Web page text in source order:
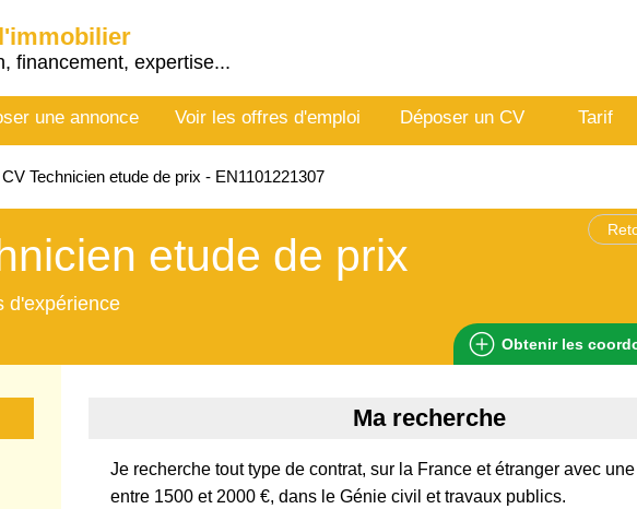
financement, expertise...
une annonce Voir les offres d'emploi Déposer un CV Tarif
CV Technicien etude de prix - EN1101221307
etude de prix
d'expérience
Obtenir les
Ma recherche
Je recherche tout type de contrat, sur la France et étranger avec
entre 1500 et 2000 €, dans le Génie civil et travaux publics.